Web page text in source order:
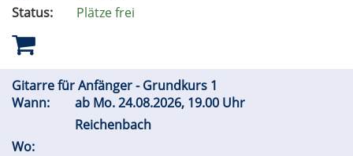
Status:
Plätze frei
Gitarre für Anfänger - Grundkurs 1
Wann:
ab Mo.24.08.2026, 19.00 Uhr
Reichenbach
Wo: